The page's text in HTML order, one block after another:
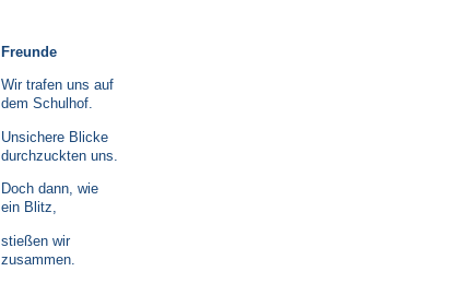
Freunde
Wir trafen uns auf
dem Schulhof.
Unsichere Blicke
durchzuckten uns.
Doch dann, wie
ein Blitz,
stießen wir
zusammen.